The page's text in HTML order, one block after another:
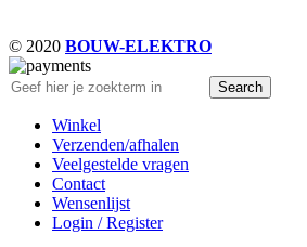
© 2020 BOUW-ELEKTRO
Search
Winkel
Verzenden/afhalen
Veelgestelde vragen
Contact
Wensenlijst
Login / Register